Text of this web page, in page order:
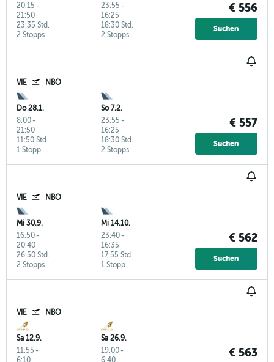
20:15 -
21:50
2 Stopps
23:35 Std.
23:55 -
16:25
2 Stopps
18:30 Std.
€ 556
Suchen
VIE NBO
Do 28.1.
8:00-
21:50
1 Stopp
11:50 Std.
So 7.2.
23:55 -
16:25
2 Stopps
18:30 Std.
€ 557
Suchen
VIE NBO
Mi 30.9.
16:50-
20:40
2 Stopps
26:50 Std.
Mi 14.10.
23:40-
16:35
1 Stopp
17:55 Std.
€ 562
Suchen
VIE NBO
Sa 12.9.
11:55 -
6:10
Sa 26.9.
19:00-
6:40
€ 563